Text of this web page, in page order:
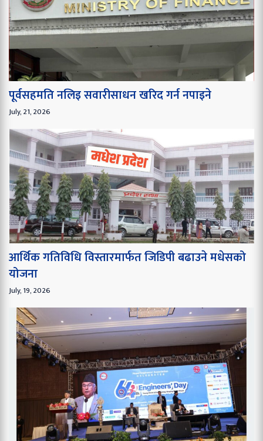
पूर्वसहमति नलिइ सवारीसाधन खरिद गर्न नपाइने
July, 21, 2026
आर्थिक गतिविधि विस्तारमार्फत जिडिपी बढाउने मधेसको
योजना
July, 19, 2026